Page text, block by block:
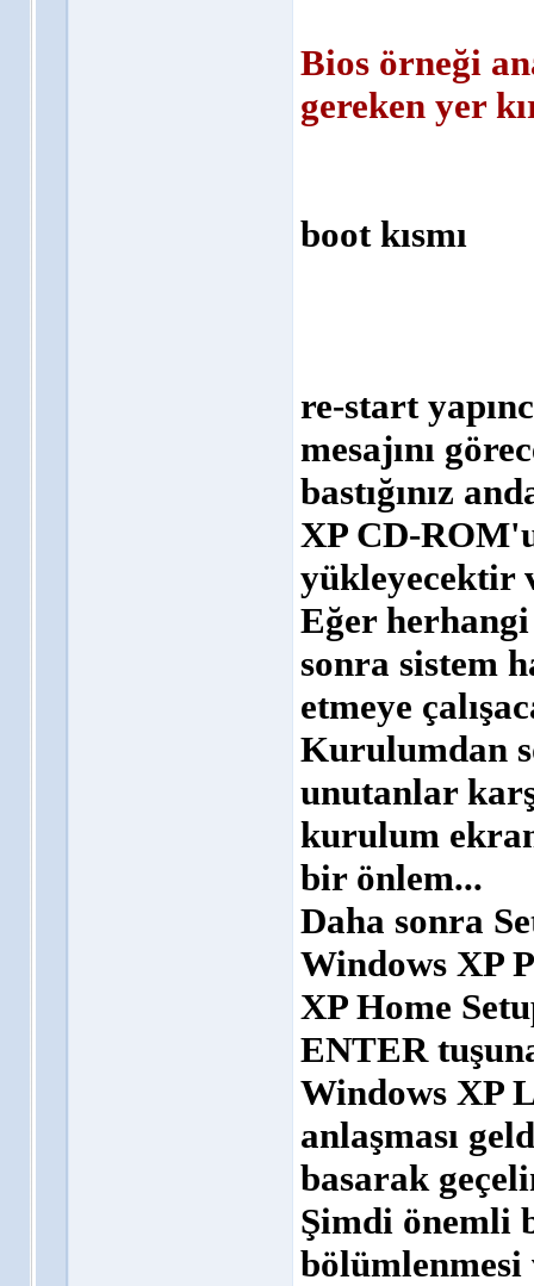
Bios örneği
gereken yer
boot kısmı
re-start
mesajını
bastığınız
XP CD-
yükleyecektir
Eğer
sonra sistem
etmeye
Kurulumdan
unutanlar
kurulum
bir önlem...
Daha sonra
Windows XP
XP Home
ENTER
Windows XP
anlaşması
basarak
Şimdi önemli